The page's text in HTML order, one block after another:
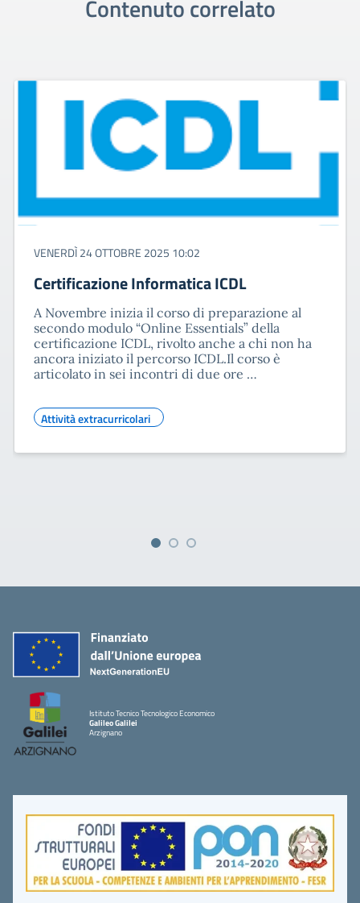
Contenuto correlato
VENERDÌ 24 OTTOBRE 2025 10:02
Certificazione Informatica ICDL
A Novembre inizia il corso di preparazione al
secondo modulo “Online Essentials” della
certificazione ICDL, rivolto anche a chi non ha
ancora iniziato il percorso ICDL.Il corso è
articolato in sei incontri di due ore …
Attività extracurricolari
Istituto Tecnico Tecnologico Economico
Galileo Galilei
Arzignano